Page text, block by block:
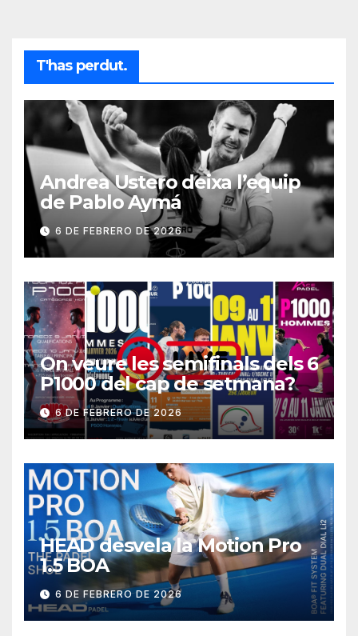
T'has perdut.
Andrea Ustero deixa l’equip
de Pablo Aymá
6 DE FEBRERO DE 2026
On veure les semifinals dels 6
P1000 del cap de setmana?
6 DE FEBRERO DE 2026
HEAD desvela la Motion Pro
1.5 BOA
6 DE FEBRERO DE 2026